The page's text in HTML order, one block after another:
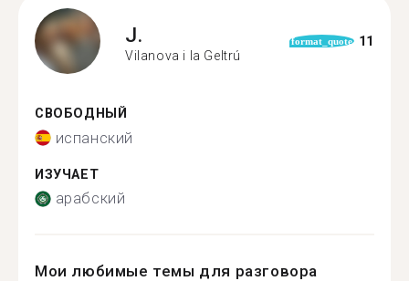
J.
Vilanova i la Geltrú
format_quote 11
СВОБОДНЫЙ
испанский
ИЗУЧАЕТ
арабский
Мои любимые темы для разговора